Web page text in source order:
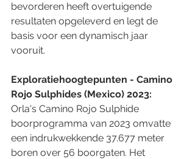
bevorderen heeft overtuigende
resultaten opgeleverd en legt de
basis voor een dynamisch jaar
vooruit.
Exploratiehoogtepunten - Camino
Rojo Sulphides (Mexico) 2023:
Orla's Camino Rojo Sulphide
boorprogramma van 2023 omvatte
een indrukwekkende 37.677 meter
boren over 56 boorgaten. Het